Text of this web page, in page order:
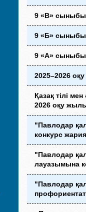
9 «В»
9 «Б»
9 «А»
2025–2026
Қазақ тілі
2026 оқу
"Павлодар
конкурс
"Павлодар
лауазымына
"Павлодар